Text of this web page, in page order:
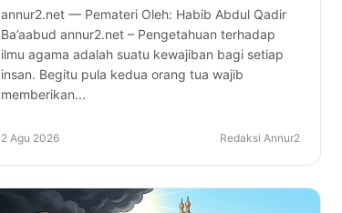
annur2.net — Pemateri Oleh: Habib Abdul Qadir
Ba’aabud annur2.net – Pengetahuan terhadap
ilmu agama adalah suatu kewajiban bagi setiap
insan. Begitu pula kedua orang tua wajib
memberikan...
2 Agu 2026 Redaksi Annur2